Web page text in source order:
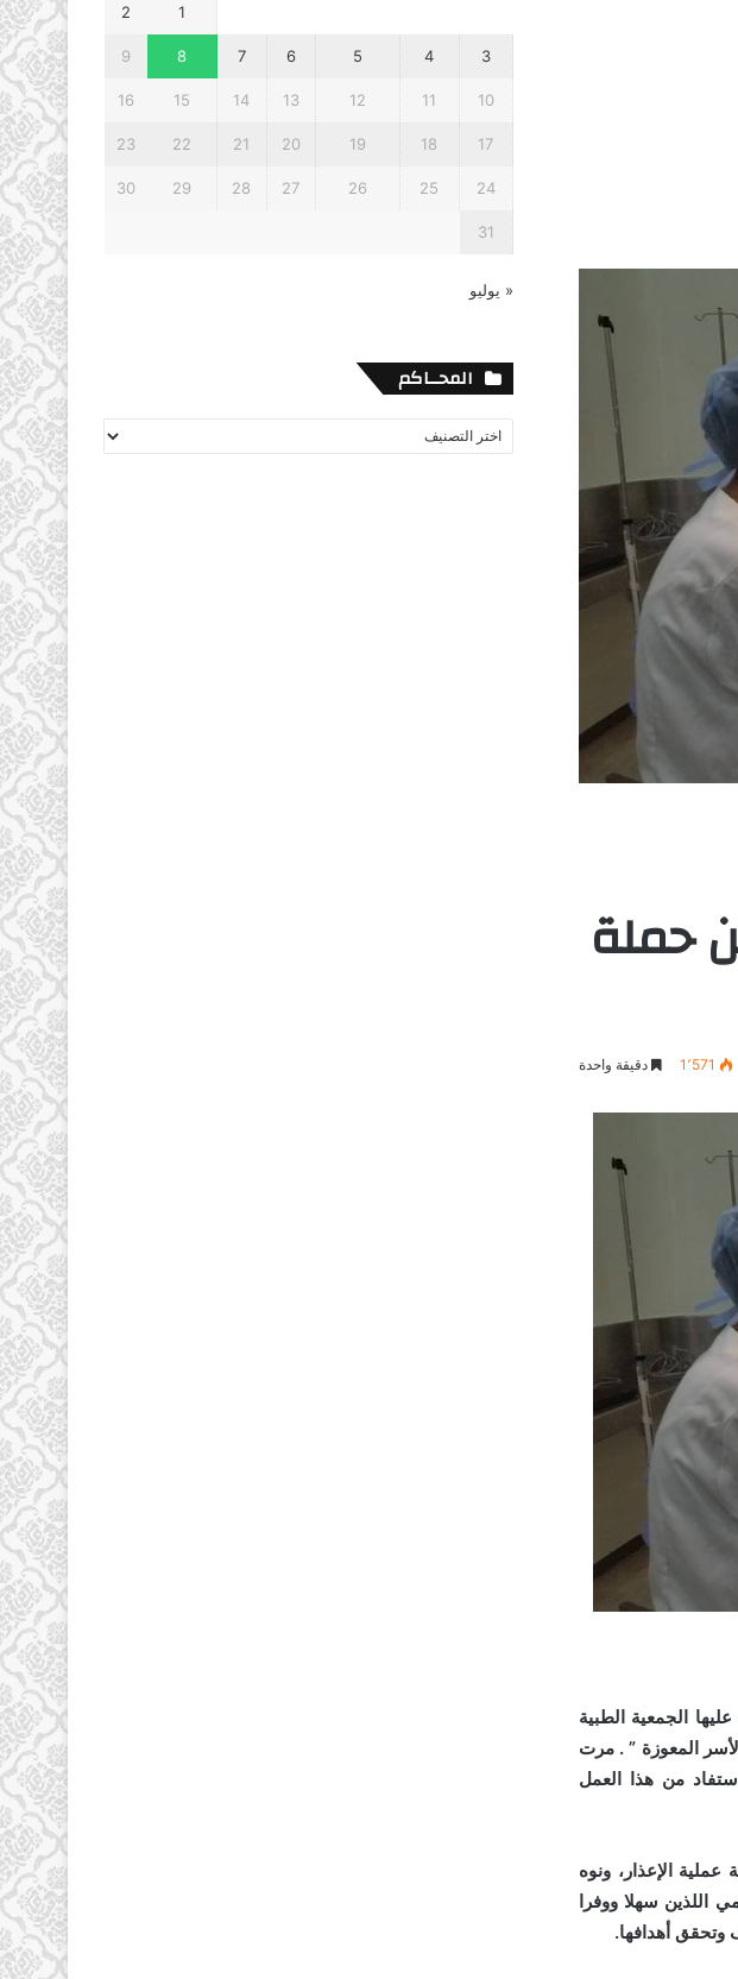
حملة
1٬571 دقيقة واحدة
2016، خطوة إنسانية أقدمت عليها الجمعية الطبية
المعوزة ” . مرت
من هذا العمل
الإعذار، ونوه
اللذين سهلا ووفرا
وتحقق أهدافها.
1
2
3
4
5
6
7
8
9
10
11
12
13
14
15
16
17
18
19
20
21
22
23
24
25
26
27
28
29
30
31
« يوليو
المحــاكم
المحــاكم